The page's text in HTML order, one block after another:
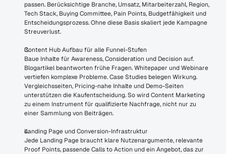
passen. Berücksichtige Branche, Umsatz, Mitarbeiterzahl, Region,
Tech Stack, Buying Committee, Pain Points, Budgetfähigkeit und
Entscheidungsprozess. Ohne diese Basis skaliert jede Kampagne
Streuverlust.
Content Hub Aufbau für alle Funnel-Stufen
Baue Inhalte für Awareness, Consideration und Decision auf.
Blogartikel beantworten frühe Fragen. Whitepaper und Webinare
vertiefen komplexe Probleme. Case Studies belegen Wirkung.
Vergleichsseiten, Pricing-nahe Inhalte und Demo-Seiten
unterstützen die Kaufentscheidung. So wird Content Marketing
zu einem Instrument für qualifizierte Nachfrage, nicht nur zu
einer Sammlung von Beiträgen.
Landing Page und Conversion-Infrastruktur
Jede Landing Page braucht klare Nutzenargumente, relevante
Proof Points, passende Calls to Action und ein Angebot, das zur